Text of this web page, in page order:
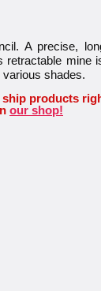
A precise,
retractable mine
various shades.
ship products
our shop!